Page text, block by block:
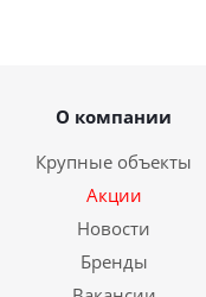
О компании
Крупные объекты
Акции
Новости
Бренды